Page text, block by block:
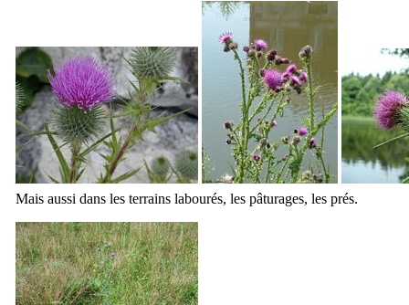
Mais aussi dans les terrains labourés, les pâturages, les prés.